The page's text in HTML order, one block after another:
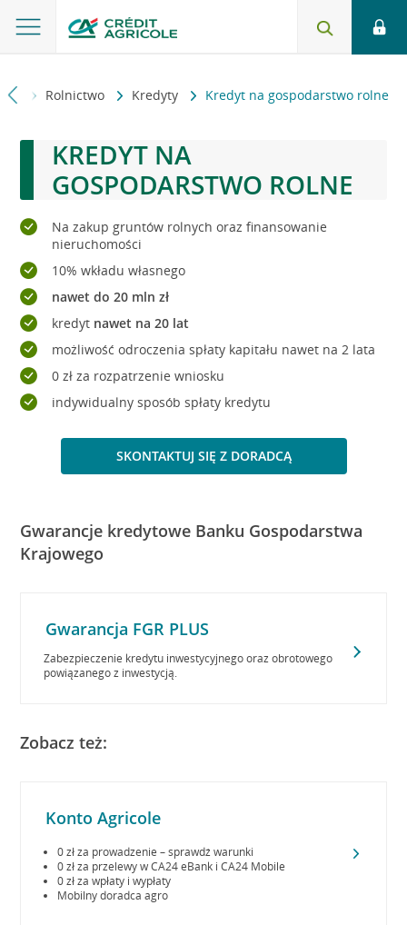
Rolnictwo Kredyty Kredyt na gospodarstwo rolne
KREDYT NA
GOSPODARSTWO ROLNE
Na zakup gruntów rolnych oraz finansowanie
nieruchomości
10% wkładu własnego
nawet do 20 mln zł
kredyt nawet na 20 lat
możliwość odroczenia spłaty kapitału nawet na 2 lata
0 zł za rozpatrzenie wniosku
indywidualny sposób spłaty kredytu
SKONTAKTUJ SIĘ Z DORADCĄ
Gwarancje kredytowe Banku Gospodarstwa
Krajowego
Gwarancja FGR PLUS
Zabezpieczenie kredytu inwestycyjnego oraz obrotowego
powiązanego z inwestycją.
Zobacz też:
Konto Agricole
0 zł za prowadzenie – sprawdź warunki
0 zł za przelewy w CA24 eBank i CA24 Mobile
0 zł za wpłaty i wypłaty
Mobilny doradca agro